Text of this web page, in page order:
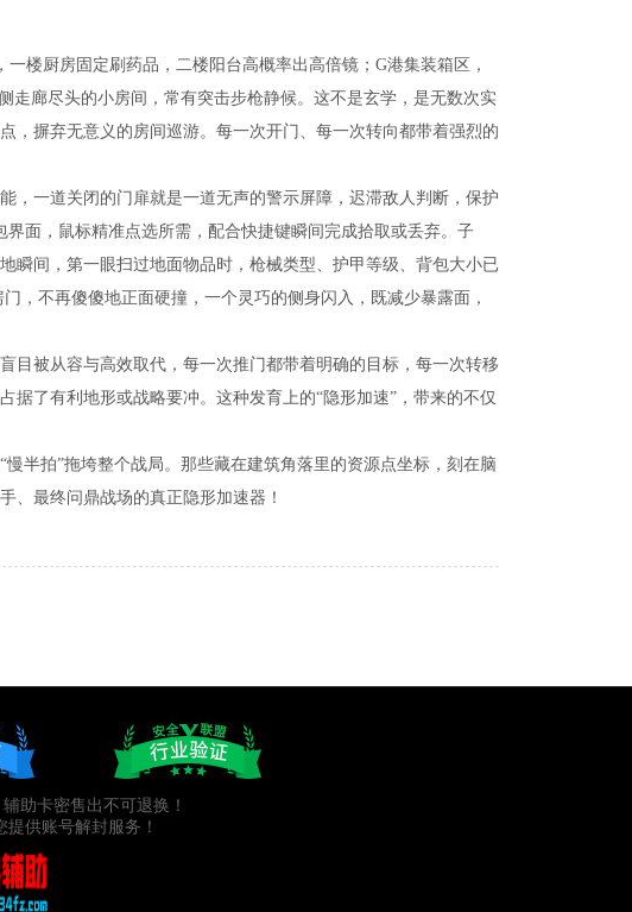
楼厨房固定刷药品，二楼阳台高概率出高倍镜；G港集装箱区，
走廊尽头的小房间，常有突击步枪静候。这不是玄学，是无数次实
摒弃无意义的房间巡游。每一次开门、每一次转向都带着强烈的
，一道关闭的门扉就是一道无声的警示屏障，迟滞敌人判断，保护
面，鼠标精准点选所需，配合快捷键瞬间完成拾取或丢弃。子
瞬间，第一眼扫过地面物品时，枪械类型、护甲等级、背包大小已
，不再傻傻地正面硬撞，一个灵巧的侧身闪入，既减少暴露面，
目被从容与高效取代，每一次推门都带着明确的目标，每一次转移
了有利地形或战略要冲。这种发育上的“隐形加速”，带来的不仅
半拍”拖垮整个战局。那些藏在建筑角落里的资源点坐标，刻在脑
、最终问鼎战场的真正隐形加速器！
助卡密售出不可退换！
供账号解封服务！